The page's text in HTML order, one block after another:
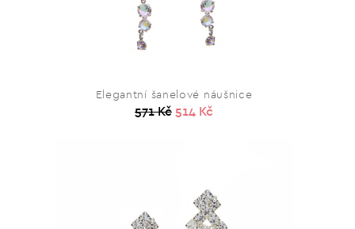
Elegantní šanelové náušnice
571 Kč 514 Kč